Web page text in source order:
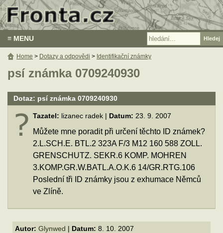
≡ MENU
psí známka 0709240930
Dotaz: psí známka 0709240930
Tazatel: lizanec radek | Datum: 23. 9. 2007
Můžete mne poradit při určení těchto ID známek?
2.L.SCH.E. BTL.2 323A F/3 M12 160 588 ZOLL.
GRENSCHUTZ. SEKR.6 KOMP. MOHREN
3.KOMP.GR.W.BATL.A.O.K.6 14/GR.RTG.106
Poslední tři ID známky jsou z exhumace Němců
ve Zlíně.
Autor: Glynwed Datum: 8. 10. 2007
Home > Dotazy a odpovědi > Identifikační známky